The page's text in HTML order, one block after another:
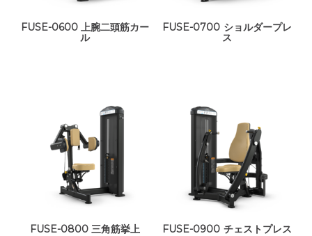
FUSE-0600 上腕二頭筋カー
ル
FUSE-0700 ショルダープレ
ス
FUSE-0800 三角筋挙上 FUSE-0900 チェストプレス